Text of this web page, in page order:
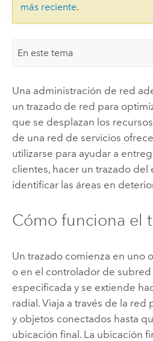
más reciente.
En este tema
Una administración de red
un trazado de red para
que se desplazan los
de una red de servicios
utilizarse para ayudar a
clientes, hacer un trazado del
identificar las áreas en
Cómo funciona el
Un trazado comienza en uno
o en el controlador de
especificada y se extiende
radial. Viaja a través de la
y objetos conectados hasta
ubicación final. La ubicación